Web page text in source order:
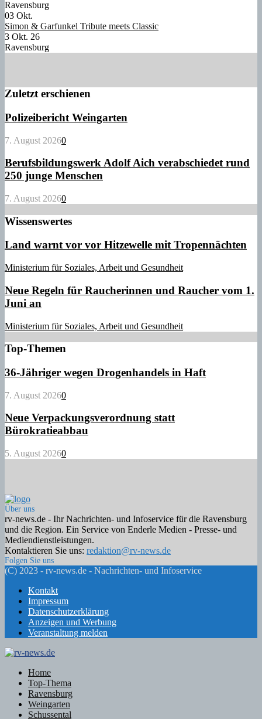
Ravensburg
03 Okt.
Simon & Garfunkel Tribute meets Classic
3 Okt. 26
Ravensburg
Zuletzt erschienen
Polizeibericht Weingarten
7. August 20260
Berufsbildungswerk Adolf Aich verabschiedet rund
250 junge Menschen
7. August 20260
Wissenswertes
Land warnt vor vor Hitzewelle mit Tropennächten
Ministerium für Soziales, Arbeit und Gesundheit
Neue Regeln für Raucherinnen und Raucher vom 1.
Juni an
Ministerium für Soziales, Arbeit und Gesundheit
Top-Themen
36-Jähriger wegen Drogenhandels in Haft
7. August 20260
Neue Verpackungsverordnung statt
Bürokratieabbau
5. August 20260
Über uns
rv-news.de - Ihr Nachrichten- und Infoservice für die Ravensburg
und die Region. Ein Service von Enderle Medien - Presse- und
Mediendienstleistungen.
Kontaktieren Sie uns: redaktion@rv-news.de
Folgen Sie uns
Facebook
Twitter
Instagram
Email
Rss
(C) 2023 - rv-news.de - Nachrichten- und Infoservice
Kontakt
Impressum
Datenschutzerklärung
Anzeigen und Werbung
Veranstaltung melden
Home
Top-Thema
Ravensburg
Weingarten
Schussental